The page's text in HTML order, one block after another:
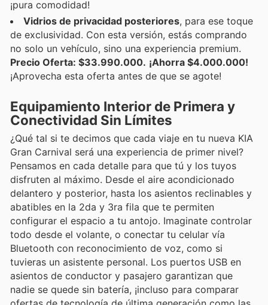
¡pura comodidad!
Vidrios de privacidad posteriores, para ese toque
de exclusividad. Con esta versión, estás comprando
no solo un vehículo, sino una experiencia premium.
Precio Oferta: $33.990.000. ¡Ahorra $4.000.000!
¡Aprovecha esta oferta antes de que se agote!
Equipamiento Interior de Primera y
Conectividad Sin Límites
¿Qué tal si te decimos que cada viaje en tu nueva KIA
Gran Carnival será una experiencia de primer nivel?
Pensamos en cada detalle para que tú y los tuyos
disfruten al máximo. Desde el aire acondicionado
delantero y posterior, hasta los asientos reclinables y
abatibles en la 2da y 3ra fila que te permiten
configurar el espacio a tu antojo. Imaginate controlar
todo desde el volante, o conectar tu celular vía
Bluetooth con reconocimiento de voz, como si
tuvieras un asistente personal. Los puertos USB en
asientos de conductor y pasajero garantizan que
nadie se quede sin batería, ¡incluso para comparar